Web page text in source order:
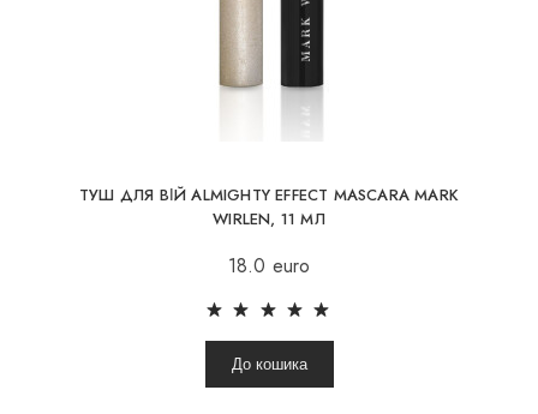
RU PL
ТУШ ДЛЯ ВІЙ ALMIGHTY EFFECT MASCARA MARK
WIRLEN, 11 МЛ
18.0 euro
До кошика